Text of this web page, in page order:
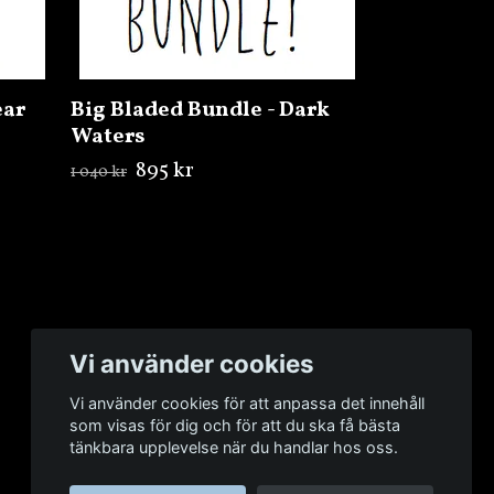
Big Bladed Bundle - Dark
Waters
1 040 kr 895 kr
Vi använder cookies
Vi använder cookies för att anpassa det innehåll
som visas för dig och för att du ska få bästa
tänkbara upplevelse när du handlar hos oss.